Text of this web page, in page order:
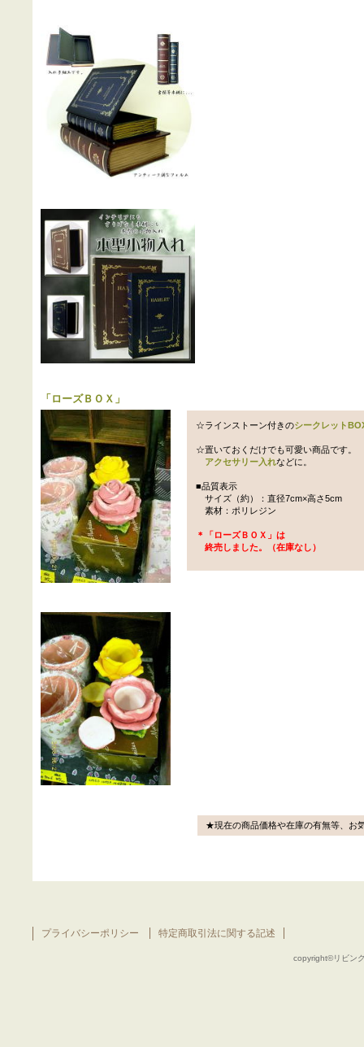
「 ローズＢＯＸ 」
☆ラインストーン付きのシークレット
☆置いておくだけでも可愛い商品です。
アクセサリー入れなどに。
■品質表示
サイズ（約）：直径7cm×高さ5cm
素材：ポリレジン
＊「ローズＢＯＸ」は
終売しました。（在庫なし）
★現在の商品価格や在庫の有無等、お
copyright©リビン
プライバシーポリシー 特定商取引法に関する記述